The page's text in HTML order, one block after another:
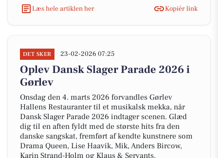
Læs hele artiklen her
Kopiér link
DET SKER 23-02-2026 07:25
Oplev Dansk Slager Parade 2026 i
Gørlev
Onsdag den 4. marts 2026 forvandles Gørlev
Hallens Restauranter til et musikalsk mekka, når
Dansk Slager Parade 2026 indtager scenen. Glæd
dig til en aften fyldt med de største hits fra den
danske sangskat, fremført af kendte kunstnere som
Drama Queen, Lise Haavik, Mik, Anders Bircow,
Karin Strand-Holm og Klaus & Servants.